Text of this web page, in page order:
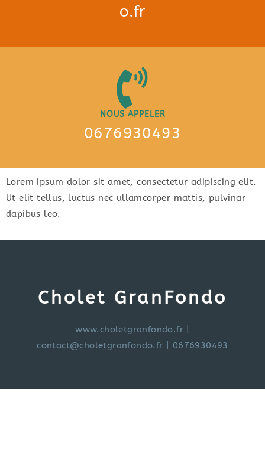
o.fr
NOUS APPELER
0676930493
Lorem ipsum dolor sit amet, consectetur adipiscing elit.
Ut elit tellus, luctus nec ullamcorper mattis, pulvinar
dapibus leo.
Cholet GranFondo
www.choletgranfondo.fr
contact@choletgranfondo.fr | 0676930493